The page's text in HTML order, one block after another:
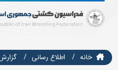
خانه اطلاع رسانی